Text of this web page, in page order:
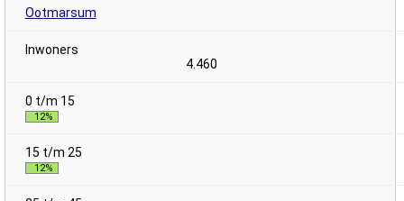
Ootmarsum
4.460
12%
12%